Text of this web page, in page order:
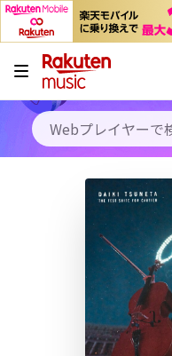
キャンペーン
料金プラン
使い方
初回30日間無料お試し